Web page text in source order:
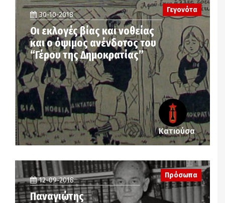
Γεγονότα
30-10-2018
Οι εκλογές βίας και νοθείας
και ο όψιμος ανένδοτος του
“Γέρου της Δημοκρατίας”
Κατιούσα
12-09-2018
Παναγιώτης
Πρόσωπα